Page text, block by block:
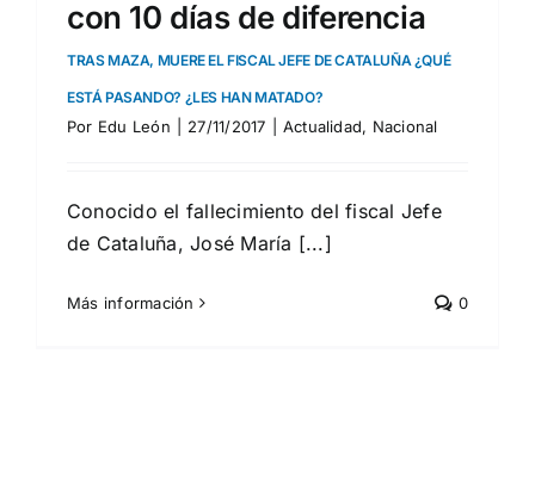
con 10 días de diferencia
TRAS MAZA, MUERE EL FISCAL JEFE DE CATALUÑA ¿QUÉ
ESTÁ PASANDO? ¿LES HAN MATADO?
Por Edu León 27/11/2017 Actualidad, Nacional
Conocido el fallecimiento del fiscal Jefe
de Cataluña, José María [...]
Más información 0